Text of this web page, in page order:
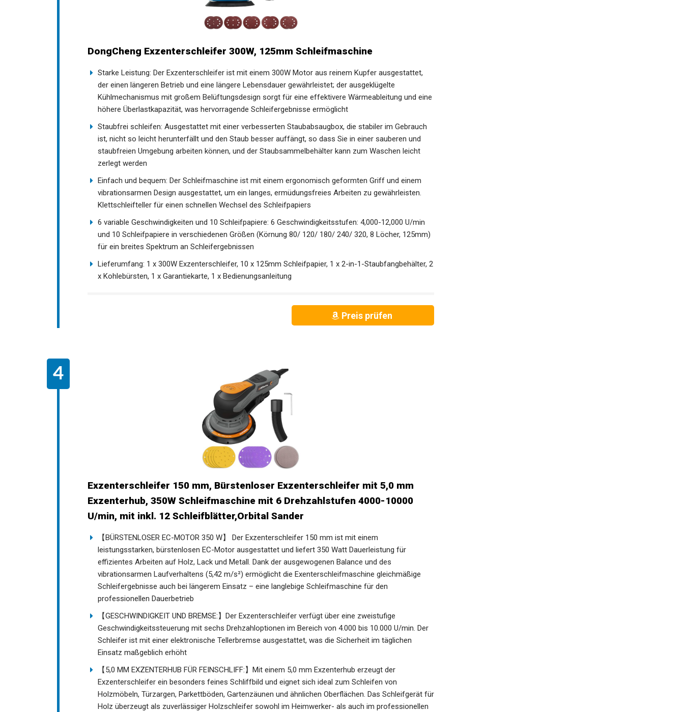
DongCheng Exzenterschleifer 300W, 125mm Schleifmaschine
Starke Leistung: Der Exzenterschleifer ist mit einem 300W Motor aus reinem Kupfer ausgestattet,
der einen längeren Betrieb und eine längere Lebensdauer gewährleistet; der ausgeklügelte
Kühlmechanismus mit großem Belüftungsdesign sorgt für eine effektivere Wärmeableitung und eine
höhere Überlastkapazität, was hervorragende Schleifergebnisse ermöglicht
Staubfrei schleifen: Ausgestattet mit einer verbesserten Staubabsaugbox, die stabiler im Gebrauch
ist, nicht so leicht herunterfällt und den Staub besser auffängt, so dass Sie in einer sauberen und
staubfreien Umgebung arbeiten können, und der Staubsammelbehälter kann zum Waschen leicht
zerlegt werden
Einfach und bequem: Der Schleifmaschine ist mit einem ergonomisch geformten Griff und einem
vibrationsarmen Design ausgestattet, um ein langes, ermüdungsfreies Arbeiten zu gewährleisten.
Klettschleifteller für einen schnellen Wechsel des Schleifpapiers
6 variable Geschwindigkeiten und 10 Schleifpapiere: 6 Geschwindigkeitsstufen: 4,000-12,000 U/min
und 10 Schleifpapiere in verschiedenen Größen (Körnung 80/ 120/ 180/ 240/ 320, 8 Löcher, 125mm)
für ein breites Spektrum an Schleifergebnissen
Lieferumfang: 1 x 300W Exzenterschleifer, 10 x 125mm Schleifpapier, 1 x 2-in-1-Staubfangbehälter, 2
x Kohlebürsten, 1 x Garantiekarte, 1 x Bedienungsanleitung
Preis prüfen
Exzenterschleifer 150 mm, Bürstenloser Exzenterschleifer mit 5,0 mm
Exzenterhub, 350W Schleifmaschine mit 6 Drehzahlstufen 4000-10000
U/min, mit inkl. 12 Schleifblätter,Orbital Sander
【BÜRSTENLOSER EC-MOTOR 350 W】 Der Exzenterschleifer 150 mm ist mit einem
leistungsstarken, bürstenlosen EC-Motor ausgestattet und liefert 350 Watt Dauerleistung für
effizientes Arbeiten auf Holz, Lack und Metall. Dank der ausgewogenen Balance und des
vibrationsarmen Laufverhaltens (5,42 m/s²) ermöglicht die Exenterschleifmaschine gleichmäßige
Schleifergebnisse auch bei längerem Einsatz – eine langlebige Schleifmaschine für den
professionellen Dauerbetrieb
【GESCHWINDIGKEIT UND BREMSE:】Der Exzenterschleifer verfügt über eine zweistufige
Geschwindigkeitssteuerung mit sechs Drehzahloptionen im Bereich von 4.000 bis 10.000 U/min. Der
Schleifer ist mit einer elektronische Tellerbremse ausgestattet, was die Sicherheit im täglichen
Einsatz maßgeblich erhöht
【5,0 MM EXZENTERHUB FÜR FEINSCHLIFF:】Mit einem 5,0 mm Exzenterhub erzeugt der
Exzenterschleifer ein besonders feines Schliffbild und eignet sich ideal zum Schleifen von
Holzmöbeln, Türzargen, Parkettböden, Gartenzäunen und ähnlichen Oberflächen. Das Schleifgerät für
Holz überzeugt als zuverlässiger Holzschleifer sowohl im Heimwerker- als auch im professionellen